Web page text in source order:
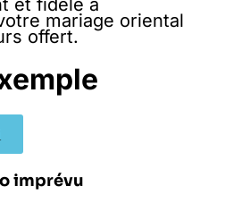
mariage oriental
offert.
imprévu